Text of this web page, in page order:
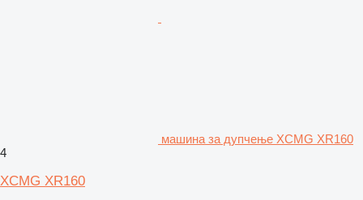
машина за дупчење XCMG XR160
4
XCMG XR160